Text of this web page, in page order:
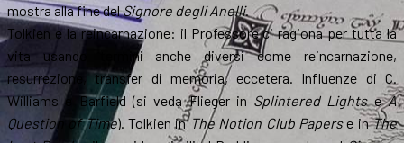
mostra alla fine delSignore degli Anelli.
Tolkien e la reincarnazione: il Professore ci ragiona per tutta la
vita usando termini anche diversi come reincarnazione,
resurrezione, transfer di memoria, eccetera. Influenze di C.
Williams e Barfield (si veda Flieger in Splintered LightseA
Question of Time). Tolkien inThe Notion Club Paperse inThe